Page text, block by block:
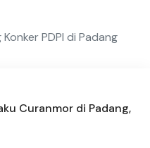
PDPI di Padang
Curanmor di Padang,